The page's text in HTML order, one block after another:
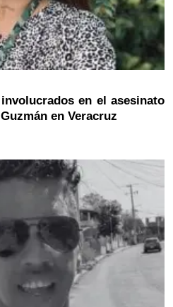
en el asesinato
en Veracruz